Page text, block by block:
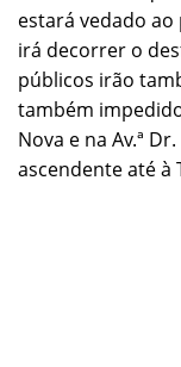
estará vedado
irá decorrer o
públicos irão
também
Nova e na Av.ª
ascendente até à